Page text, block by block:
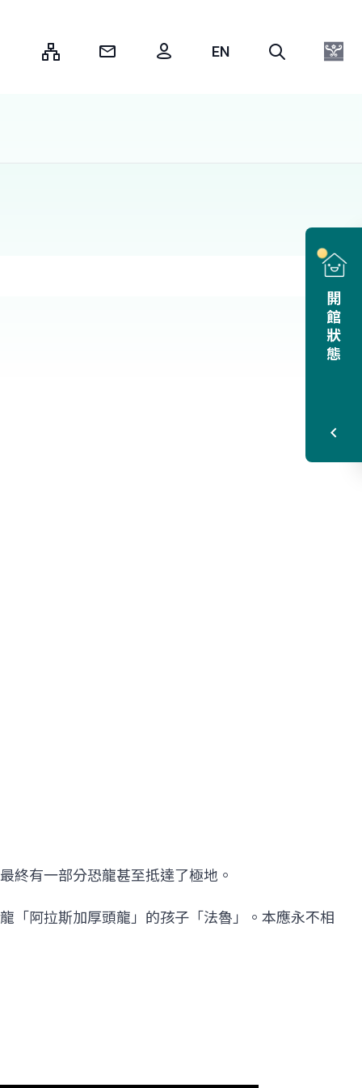
開館狀態
終有一部分恐龍甚至抵達了極地。
阿拉斯加厚頭龍」的孩子「法魯」。本應永不相